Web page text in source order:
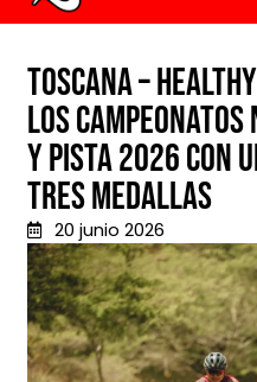
Toscana –
los
y Pista 2026
tres medallas
20 junio 2026